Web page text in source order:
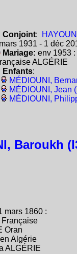
Conjoint:
1931 - 1 déc
Mariage: env 1953
ALGÉRIE
Enfants:
MÉDIOUNI,
MÉDIOUNI, Jean
MÉDIOUNI,
Baroukh
mars 1860 :
Oran
Algérie
ALGÉRIE